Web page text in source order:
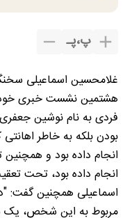
پ،پـ
غلامحسین اسماعیلی
هشتمین نشست خبری خود
فردی به نام نوشین
بودن بلکه به خاطر
انجام داده بود و همچنین
انجام داده بود، تحت
اسماعیلی همچنین گفت:
مربوط به این شخص، یک